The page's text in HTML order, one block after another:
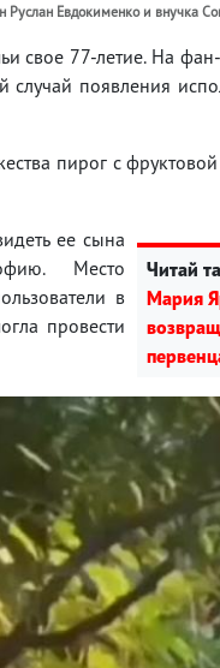
Руслан Евдокименко и внучка
свое 77-летие. На
появления
пирог с
Читай
Мария
ее сына
Место
в
провести